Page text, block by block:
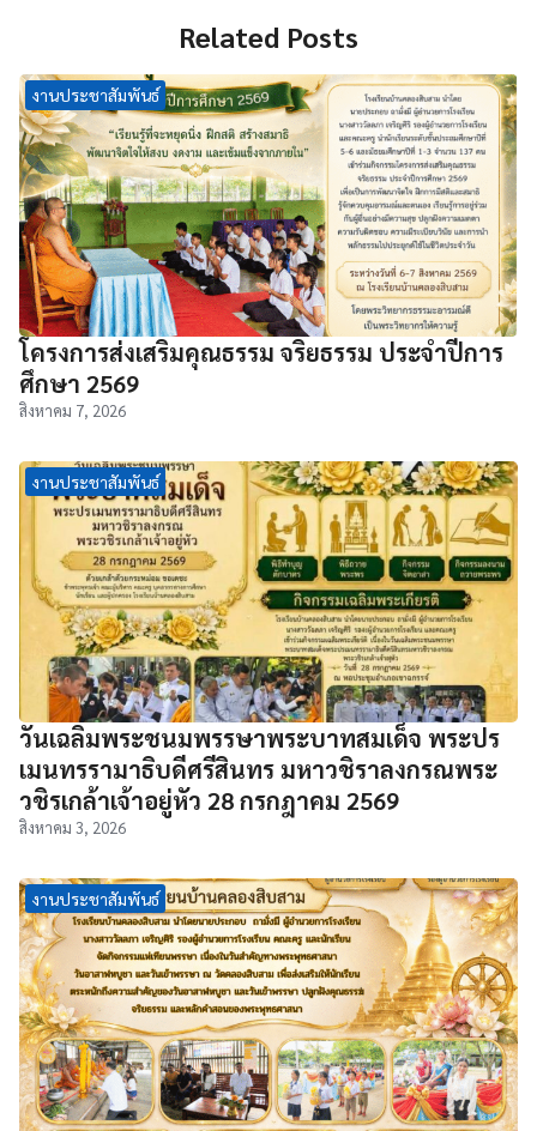
Related Posts
งานประชาสัมพันธ์
โครงการส่งเสริมคุณธรรม จริยธรรม ประจำปีการ
ศึกษา 2569
สิงหาคม 7, 2026
งานประชาสัมพันธ์
วันเฉลิมพระชนมพรรษาพระบาทสมเด็จ พระปร
เมนทรรามาธิบดีศรีสินทร มหาวชิราลงกรณพระ
วชิรเกล้าเจ้าอยู่หัว 28 กรกฎาคม 2569
สิงหาคม 3, 2026
งานประชาสัมพันธ์